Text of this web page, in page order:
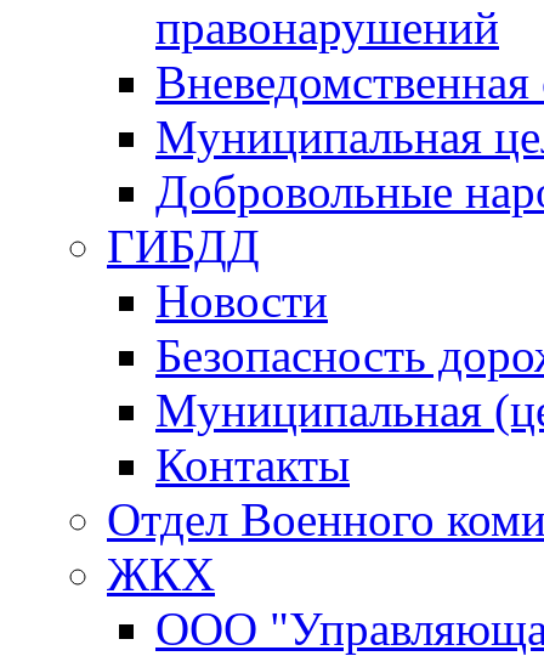
правонарушений
Вневедомственная
Муниципальная
Добровольные
ГИБДД
Новости
Безопасность
Муниципальная
Контакты
Отдел Военного
ЖКХ
ООО